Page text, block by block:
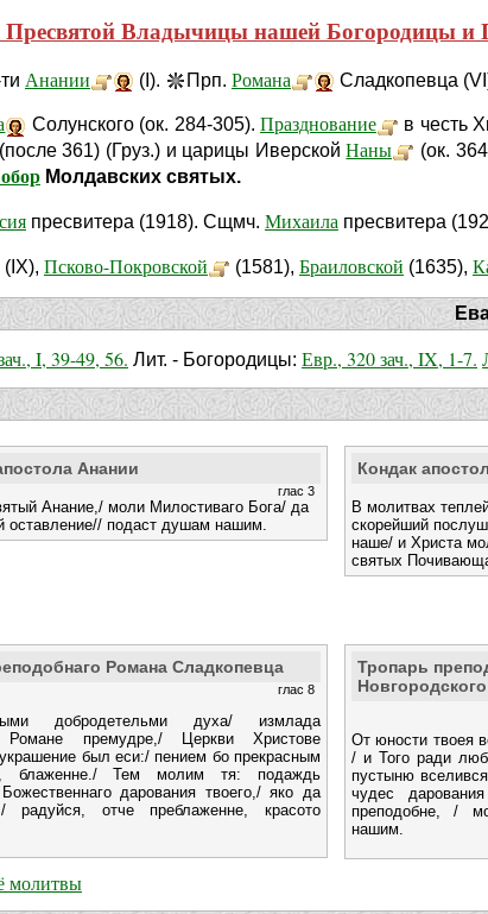
Владычицы нашей Богородицы и
Анании (I). Прп. Романа Сладкопевца
Солунского (ок. 284-305).Празднование в честь
(после 361) (Груз.) и царицы ИверскойНаны (ок.
Молдавских святых.
пресвитера (1918). Сщмч. Михаила пресвитера
(IX), Псково-Покровской (1581), Браиловской (1635),
I, 39-49, 56. Лит. - Богородицы: Евр., 320 зач., IX, 1-7.
Анании
глас 3
Анание,/ моли Милостиваго Бога/ да
оставление// подаст душам нашим.
Кондак
В молитвах
скорейший
наше/ и Христа
святых
Романа Сладкопевца
глас 8
добродетельми духа/ измлада
Романе премудре,/ Церкви Христове
был еси:/ пением бо прекрасным
блаженне./ Тем молим тя: подаждь
дарования твоего,/ яко да
радуйся, отче преблаженне, красото
Тропарь
Новгородского
От юности твоея
/ и Того ради
пустыню
чудес
преподобне, /
нашим.
молитвы